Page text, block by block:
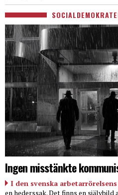
Ingen misstänkte
I den svenska arbetarrörelsens
en hederssak. Det finns en